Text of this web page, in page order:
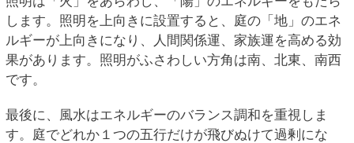
します。照明を上向きに設置すると、庭の「地」のエネ
ルギーが上向きになり、人間関係運、家族運を高める効
果があります。照明がふさわしい方角は南、北東、南西
です。
最後に、風水はエネルギーのバランス調和を重視しま
す。庭でどれか１つの五行だけが飛びぬけて過剰にな